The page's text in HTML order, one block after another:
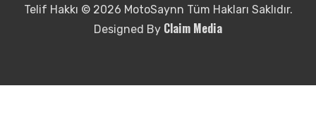
Telif Hakkı © 2026 MotoSaynn Tüm Hakları Saklıdır.
Designed By Claim Media